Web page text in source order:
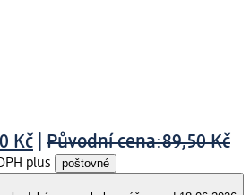
Kč Původní cena:89,50 Kč
plus poštovné